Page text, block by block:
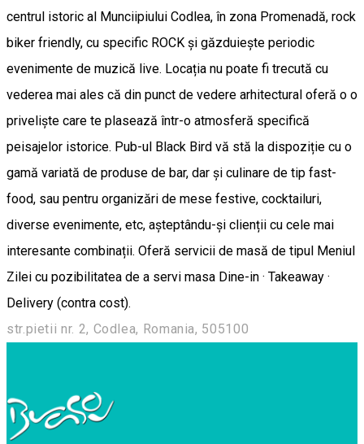
centrul istoric al Munciipiului Codlea, în zona Promenadă, rock
biker friendly, cu specific ROCK și găzduiește periodic
evenimente de muzică live. Locația nu poate fi trecută cu
vederea mai ales că din punct de vedere arhitectural oferă o o
priveliște care te plasează într-o atmosferă specifică
peisajelor istorice. Pub-ul Black Bird vă stă la dispoziție cu o
gamă variată de produse de bar, dar și culinare de tip fast-
food, sau pentru organizări de mese festive, cocktailuri,
diverse evenimente, etc, așteptându-și clienții cu cele mai
interesante combinații. Oferă servicii de masă de tipul Meniul
Zilei cu pozibilitatea de a servi masa Dine-in · Takeaway ·
Delivery (contra cost).
str.pietii nr. 2, Codlea, Romania, 505100